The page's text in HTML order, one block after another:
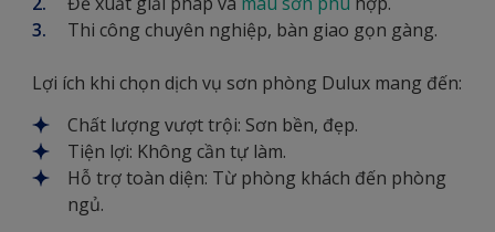
Thi công chuyên nghiệp, bàn giao gọn gàng.
Lợi ích khi chọn dịch vụ sơn phòng Dulux mang đến:
Chất lượng vượt trội: Sơn bền, đẹp.
Tiện lợi: Không cần tự làm.
Hỗ trợ toàn diện: Từ phòng khách đến phòng
ngủ.